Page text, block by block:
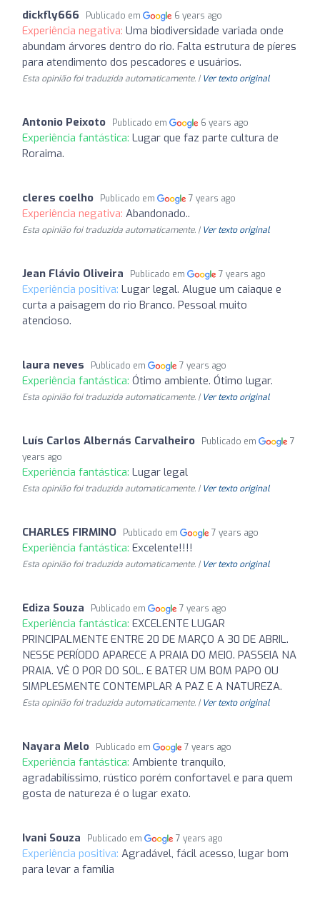
dickfly666 Publicado em 6 years ago
Experiência negativa: Uma biodiversidade variada onde
abundam árvores dentro do rio. Falta estrutura de píeres
para atendimento dos pescadores e usuários.
Esta opinião foi traduzida automaticamente. | Ver texto original
Antonio Peixoto Publicado em 6 years ago
Experiência fantástica: Lugar que faz parte cultura de
Roraima.
cleres coelho Publicado em 7 years ago
Experiência negativa: Abandonado..
Esta opinião foi traduzida automaticamente. | Ver texto original
Jean Flávio Oliveira Publicado em 7 years ago
Experiência positiva: Lugar legal. Alugue um caiaque e
curta a paisagem do rio Branco. Pessoal muito
atencioso.
laura neves Publicado em 7 years ago
Experiência fantástica: Ótimo ambiente. Ótimo lugar.
Esta opinião foi traduzida automaticamente. | Ver texto original
Luís Carlos Albernás Carvalheiro Publicado em
7
years ago
Experiência fantástica: Lugar legal
Esta opinião foi traduzida automaticamente. | Ver texto original
CHARLES FIRMINO Publicado em 7 years ago
Experiência fantástica: Excelente!!!!
Esta opinião foi traduzida automaticamente. | Ver texto original
Ediza Souza Publicado em 7 years ago
Experiência fantástica: EXCELENTE LUGAR
PRINCIPALMENTE ENTRE 20 DE MARÇO A 30 DE ABRIL.
NESSE PERÍODO APARECE A PRAIA DO MEIO. PASSEIA NA
PRAIA. VÊ O POR DO SOL. E BATER UM BOM PAPO OU
SIMPLESMENTE CONTEMPLAR A PAZ E A NATUREZA.
Esta opinião foi traduzida automaticamente. | Ver texto original
Nayara Melo Publicado em 7 years ago
Experiência fantástica: Ambiente tranquilo,
agradabilíssimo, rústico porém confortavel e para quem
gosta de natureza é o lugar exato.
Ivani Souza Publicado em 7 years ago
Experiência positiva: Agradável, fácil acesso, lugar bom
para levar a família